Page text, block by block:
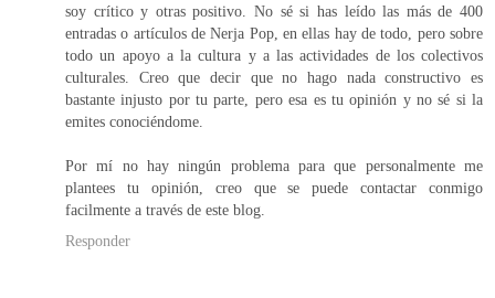
soy crítico y otras positivo. No sé si has leído las más de 400
entradas o artículos de Nerja Pop, en ellas hay de todo, pero sobre
todo un apoyo a la cultura y a las actividades de los colectivos
culturales. Creo que decir que no hago nada constructivo es
bastante injusto por tu parte, pero esa es tu opinión y no sé si la
emites conociéndome.
Por mí no hay ningún problema para que personalmente me
plantees tu opinión, creo que se puede contactar conmigo
facilmente a través de este blog.
Responder